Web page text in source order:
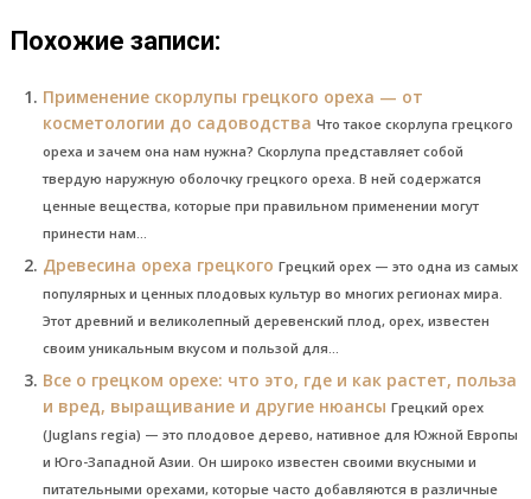
Похожие записи:
Применение скорлупы грецкого ореха — от
косметологии до садоводства Что такое скорлупа грецкого
ореха и зачем она нам нужна? Скорлупа представляет собой
твердую наружную оболочку грецкого ореха. В ней содержатся
ценные вещества, которые при правильном применении могут
принести нам...
Древесина ореха грецкого Грецкий орех — это одна из самых
популярных и ценных плодовых культур во многих регионах мира.
Этот древний и великолепный деревенский плод, орех, известен
своим уникальным вкусом и пользой для...
Все о грецком орехе: что это, где и как растет, польза
и вред, выращивание и другие нюансы Грецкий орех
(Juglans regia) — это плодовое дерево, нативное для Южной Европы
и Юго-Западной Азии. Он широко известен своими вкусными и
питательными орехами, которые часто добавляются в различные